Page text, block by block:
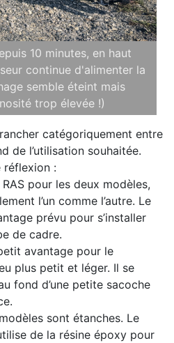
10 minutes, en haut
continue d'alimenter la
semble éteint mais
trop élevée !)
catégoriquement entre
de l’utilisation souhaitée.
réflexion :
RAS pour les deux modèles,
l’un comme l’autre. Le
prévu pour s’installer
de cadre.
avantage pour le
plus petit et léger. Il se
fond d’une petite sacoche
sont étanches. Le
de la résine époxy pour